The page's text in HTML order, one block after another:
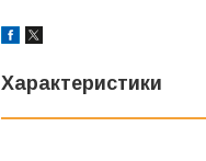
Характеристики